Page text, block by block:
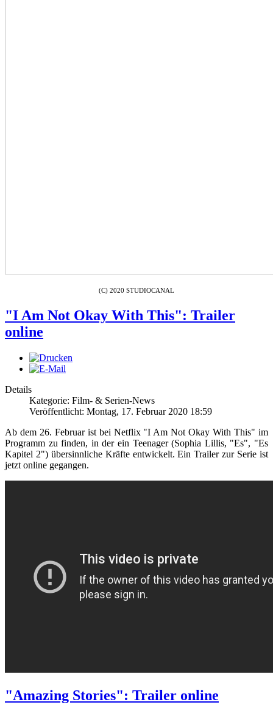
(C) 2020 STUDIOCANAL
"I Am Not Okay With This": Trailer
online
Details
Kategorie: Film- & Serien-News
Veröffentlicht: Montag, 17. Februar 2020 18:59
Ab dem 26. Februar ist bei Netflix "I Am Not Okay With This" im
Programm zu finden, in der ein Teenager (Sophia Lillis, "Es", "Es
Kapitel 2") übersinnliche Kräfte entwickelt. Ein Trailer zur Serie ist
jetzt online gegangen.
"Amazing Stories": Trailer online